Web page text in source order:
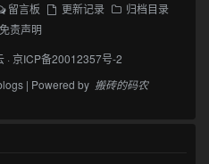
留言板 更新记录
归档目录
免责声明
·京ICP备20012357号-2
| Powered by 搬砖的码农